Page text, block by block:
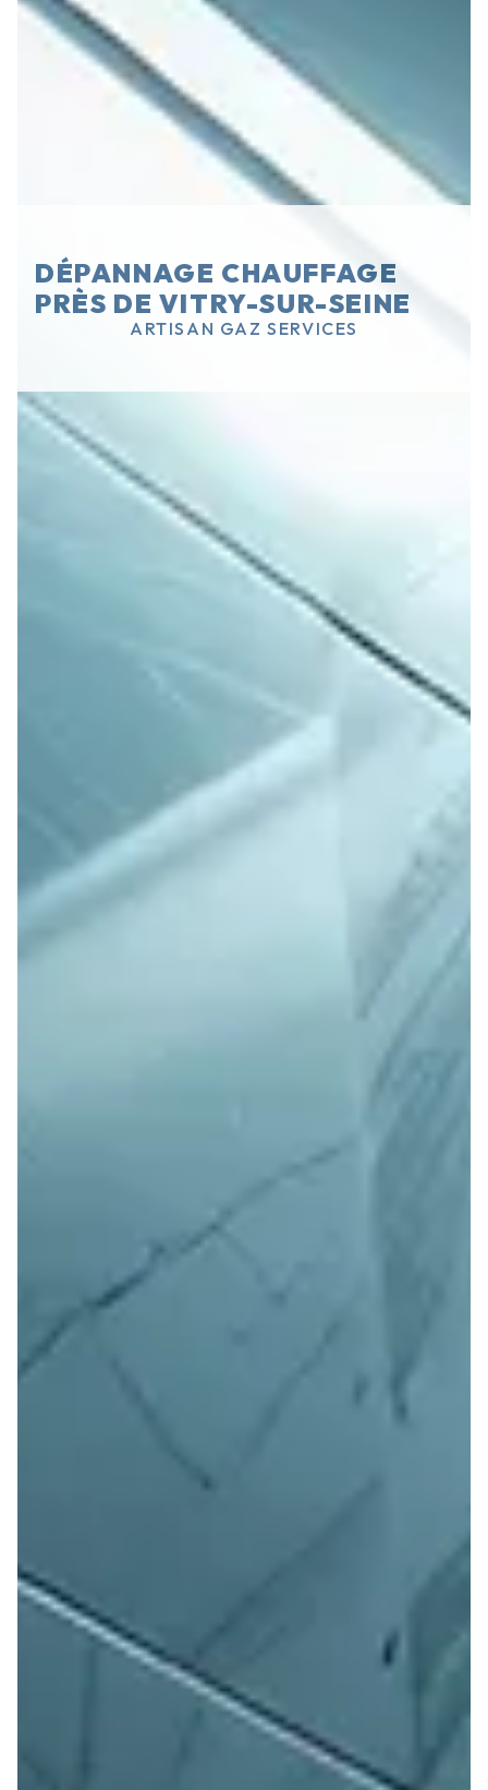
DÉPANNAGE CHAUFFAGE
PRÈS DE VITRY-SUR-SEINE
ARTISAN GAZ SERVICES